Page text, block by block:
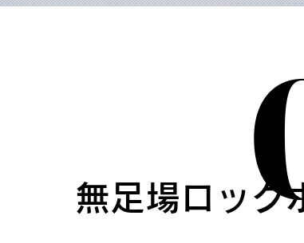
無足場ロック